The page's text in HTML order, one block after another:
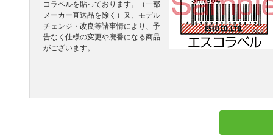
コラベルを貼っております。（一部
メーカー直送品を除く）又、モデル
チェンジ・改良等諸事情により、予
告なく仕様の変更や廃番になる商品
がございます。